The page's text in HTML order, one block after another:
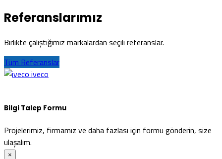
Referanslarımız
Birlikte çalıştığımız markalardan seçili referanslar.
Tüm Referanslar
iveco
Bilgi Talep Formu
Projelerimiz, firmamız ve daha fazlası için formu gönderin, size
ulaşalım.
×